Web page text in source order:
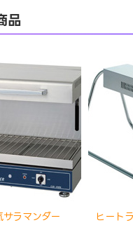
品
サラマンダー ヒート